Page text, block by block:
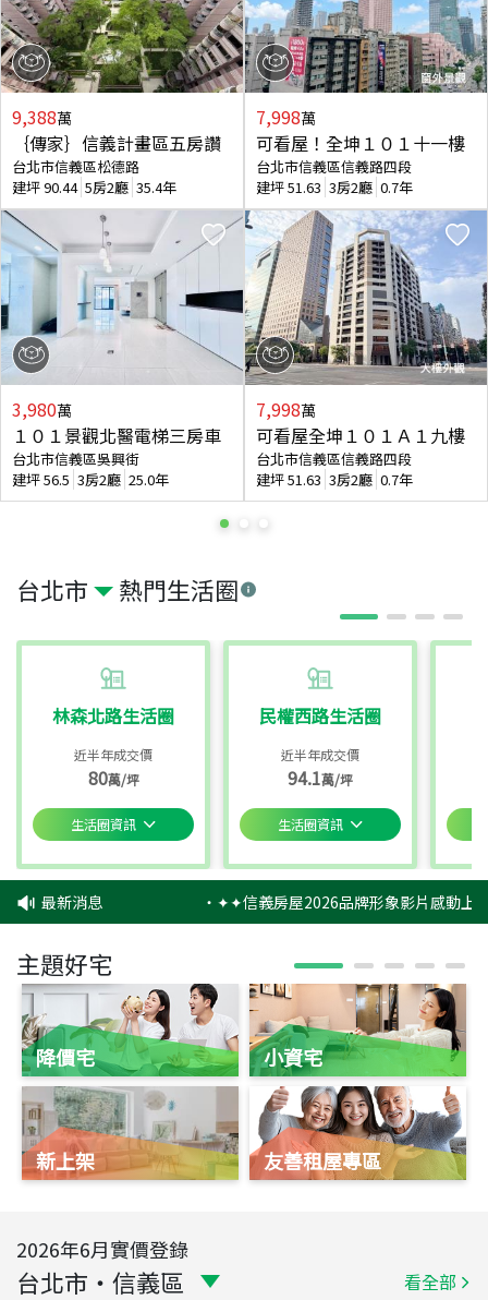
台北市 熱門生活圈
林森北路生活圈
近半年成交價
80萬/坪
生活圈資訊
民權西路生活圈
近半年成交價
94.1萬/坪
生活圈資訊
9,388萬
｛傳家｝信義計畫區五房讚
台北市信義區松德路
建坪90.44 5房2廳 35.4年
3,980萬
１０１景觀北醫電梯三房車
台北市信義區吳興街
建坪56.5 3房2廳 25.0年
7,998萬
可看屋！全坤１０１十一樓
台北市信義區信義路四段
建坪51.63 3房2廳 0.7年
7,998萬
可看屋全坤１０１Ａ１九樓
台北市信義區信義路四段
建坪51.63 3房2廳 0.7年
最新消息 ‧✦✦信義房屋2026品牌形象影片感動上
主題好宅
降價宅
新上架
小資宅
友善租屋專區
2026年6月實價登錄
台北市 ・ 信義區 看全部